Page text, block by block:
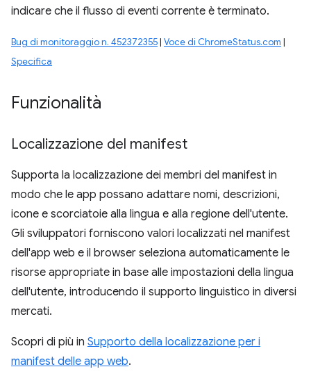
indicare che il flusso di eventi corrente è terminato.
Bug di monitoraggio n. 452372355| Voce di ChromeStatus.com |
Specifica
Funzionalità
Localizzazione del manifest
Supporta la localizzazione dei membri del manifest in
modo che le app possano adattare nomi, descrizioni,
icone e scorciatoie alla lingua e alla regione dell'utente.
Gli sviluppatori forniscono valori localizzati nel manifest
dell'app web e il browser seleziona automaticamente le
risorse appropriate in base alle impostazioni della lingua
dell'utente, introducendo il supporto linguistico in diversi
mercati.
Scopri di più in Supporto della localizzazione per i
manifest delle app web.